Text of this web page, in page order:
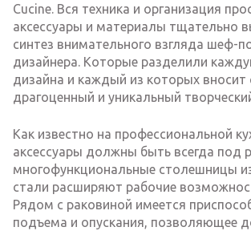
Cucine. Вся техника и организация
аксессуары и материалы тщательно
синтез внимательного взгляда шеф-
дизайнера. Которые разделили
дизайна и каждый из которых вносит
драгоценный и уникальный
Как известно на профессиональной
аксессуары должны быть всегда под
многофункциональные столешницы
стали расширяют рабочие
Рядом с раковиной имеется
подъема и опускания, позволяющее